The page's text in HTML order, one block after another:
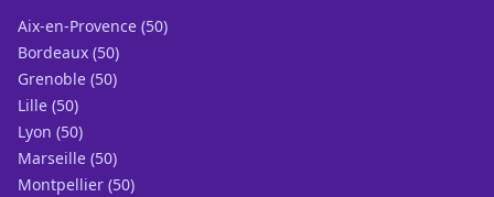
Aix-en-Provence (50)
Bordeaux (50)
Grenoble (50)
Lille (50)
Lyon (50)
Marseille (50)
Montpellier (50)